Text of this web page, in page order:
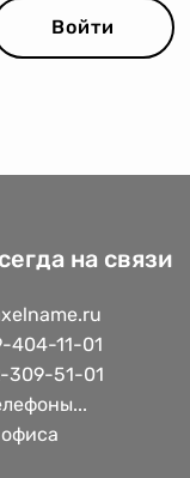
Войти
на связи
404-11-01
309-51-01